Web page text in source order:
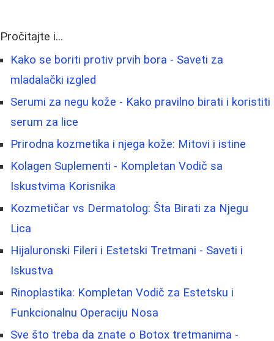
Pročitajte i...
Kako se boriti protiv prvih bora - Saveti za
mladalački izgled
Serumi za negu kože - Kako pravilno birati i koristiti
serum za lice
Prirodna kozmetika i njega kože: Mitovi i istine
Kolagen Suplementi - Kompletan Vodič sa
Iskustvima Korisnika
Kozmetičar vs Dermatolog: Šta Birati za Njegu
Lica
Hijaluronski Fileri i Estetski Tretmani - Saveti i
Iskustva
Rinoplastika: Kompletan Vodič za Estetsku i
Funkcionalnu Operaciju Nosa
Sve što treba da znate o Botox tretmanima -